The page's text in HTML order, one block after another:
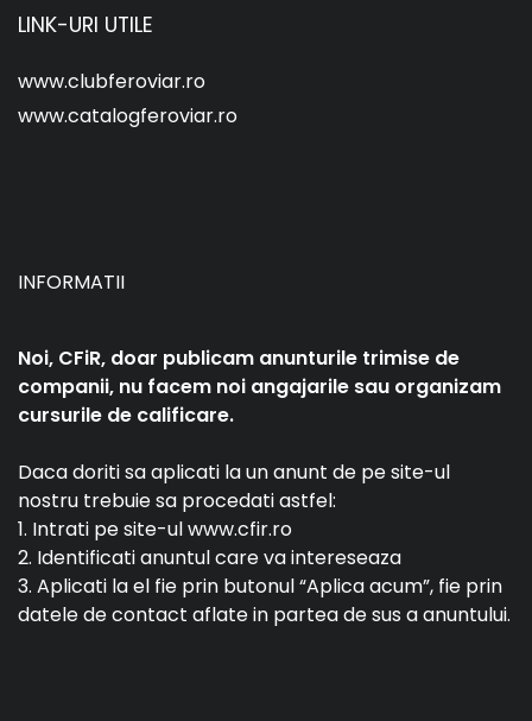
LINK-URI UTILE
www.clubferoviar.ro
www.catalogferoviar.ro
INFORMATII
Noi, CFiR, doar publicam anunturile trimise de
companii, nu facem noi angajarile sau organizam
cursurile de calificare.
Daca doriti sa aplicati la un anunt de pe site-ul
nostru trebuie sa procedati astfel:
1. Intrati pe site-ul www.cfir.ro
2. Identificati anuntul care va intereseaza
3. Aplicati la el fie prin butonul “Aplica acum”, fie prin
datele de contact aflate in partea de sus a anuntului.